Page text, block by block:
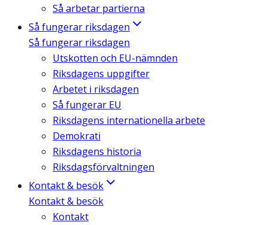
Så arbetar partierna
Så fungerar riksdagen
Så fungerar riksdagen
Utskotten och EU-nämnden
Riksdagens uppgifter
Arbetet i riksdagen
Så fungerar EU
Riksdagens internationella arbete
Demokrati
Riksdagens historia
Riksdagsförvaltningen
Kontakt & besök
Kontakt & besök
Kontakt